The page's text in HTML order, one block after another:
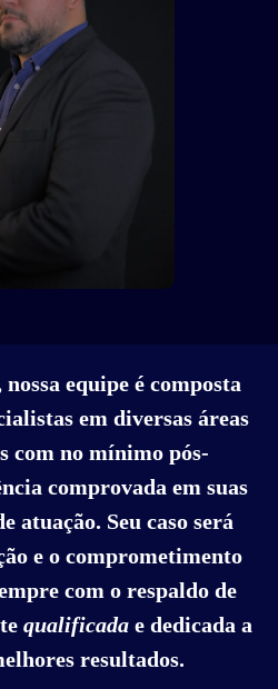
equipe é composta
em diversas áreas
com no mínimo pós-
comprovada em suas
atuação. Seu caso será
e o comprometimento
com o respaldo de
qualificada e dedicada a
resultados.